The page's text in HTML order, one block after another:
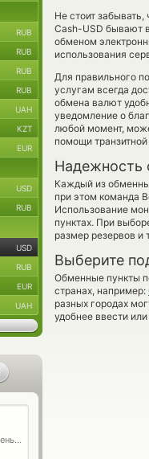
Не стоит
Cash-USD бывают
обменом
использования
Для правильного
услугам всегда
обмена валют
уведомление о
любой момент,
помощи
Надежность
Каждый из
при этом команда
Использование
пунктах. При
размер резервов и
Выберите
Обменные пункты
странах, например:
разных городах
удобнее ввести
RUB
RUB
RUB
RUB
UAH
KZT
EUR
USD
RUB
USD
RUB
EUR
UAH